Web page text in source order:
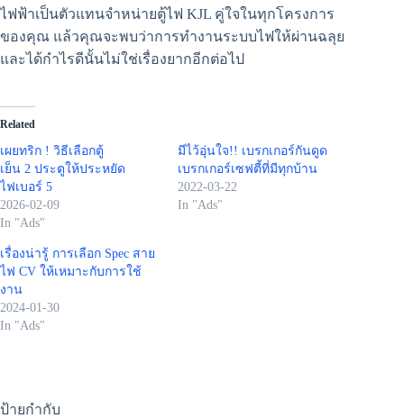
ไฟฟ้าเป็นตัวแทนจำหน่ายตู้ไฟ KJL คู่ใจในทุกโครงการ
ของคุณ แล้วคุณจะพบว่าการทำงานระบบไฟให้ผ่านฉลุย
และได้กำไรดีนั้นไม่ใช่เรื่องยากอีกต่อไป
Related
เผยทริก ! วิธีเลือกตู้
เย็น 2 ประตูให้ประหยัด
ไฟเบอร์ 5
2026-02-09
In "Ads"
มีไว้อุ่นใจ!! เบรกเกอร์กันดูด
เบรกเกอร์เซฟตี้ที่มีทุกบ้าน
2022-03-22
In "Ads"
เรื่องน่ารู้ การเลือก Spec สาย
ไฟ CV ให้เหมาะกับการใช้
งาน
2024-01-30
In "Ads"
ป้ายกำกับ